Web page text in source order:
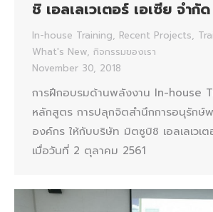
ชิ เอลเลเวเตอร์ เอเซีย จำกั
In-house Training, Recent Projects,
What's New, กิจกรรมของเรา
November 30, 2018
การฝึกอบรมด้านพลังงาน In-house
หลักสูตร การปลุกจิตสำนึกการอนุรักษ์
องค์กร ให้กับบริษัท มิตซูบิชิ เอลเลเวเต
เมื่อวันที่ 2 ตุลาคม 2561